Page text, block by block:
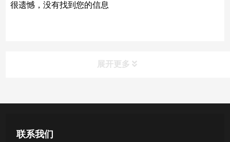
很遗憾，没有找到您的信息
展开更多
产品中心
医用无菌采样拭子系列
联系我们